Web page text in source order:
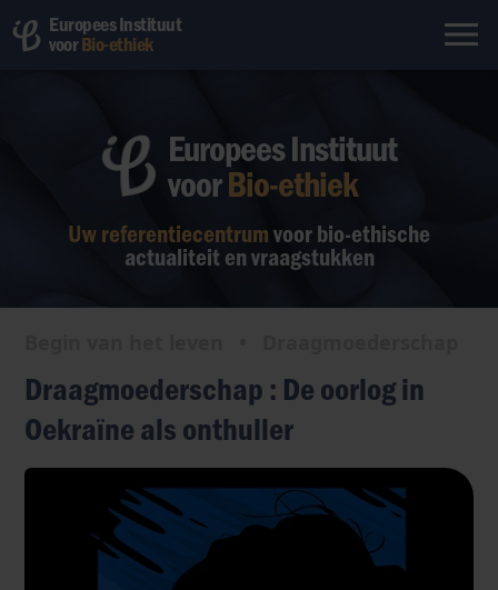
Europees Instituut
voorBio-ethiek
Uw referentiecentrumvoor bio-ethische
actualiteit en vraagstukken
Europees Instituut
voorBio-ethiek
Draagmoederschap : De oorlog in
Oekraïne als onthuller